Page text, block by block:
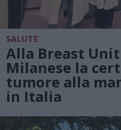
SALUTE
Alla Breast Unit
Milanese la
tumore alla
in Italia